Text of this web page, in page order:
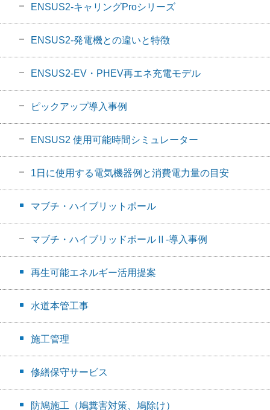
ENSUS2-キャリングProシリーズ
ENSUS2-発電機との違いと特徴
ENSUS2-EV・PHEV再エネ充電モデル
ピックアップ導入事例
ENSUS2 使用可能時間シミュレーター
1日に使用する電気機器例と消費電力量の目安
マブチ・ハイブリットポール
マブチ・ハイブリッドポールⅡ-導入事例
再生可能エネルギー活用提案
水道本管工事
施工管理
修繕保守サービス
防鳩施工（鳩糞害対策、鳩除け）